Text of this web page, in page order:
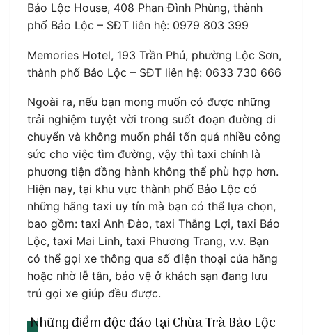
Bảo Lộc House, 408 Phan Đình Phùng, thành
phố Bảo Lộc – SĐT liên hệ: 0979 803 399
Memories Hotel, 193 Trần Phú, phường Lộc Sơn,
thành phố Bảo Lộc – SĐT liên hệ: 0633 730 666
Ngoài ra, nếu bạn mong muốn có được những
trải nghiệm tuyệt vời trong suốt đoạn đường di
chuyển và không muốn phải tốn quá nhiều công
sức cho việc tìm đường, vậy thì taxi chính là
phương tiện đồng hành không thể phù hợp hơn.
Hiện nay, tại khu vực thành phố Bảo Lộc có
những hãng taxi uy tín mà bạn có thể lựa chọn,
bao gồm: taxi Anh Đào, taxi Thắng Lợi, taxi Bảo
Lộc, taxi Mai Linh, taxi Phương Trang, v.v. Bạn
có thể gọi xe thông qua số điện thoại của hãng
hoặc nhờ lễ tân, bảo vệ ở khách sạn đang lưu
trú gọi xe giúp đều được.
Những điểm độc đáo tại Chùa Trà Bảo Lộc